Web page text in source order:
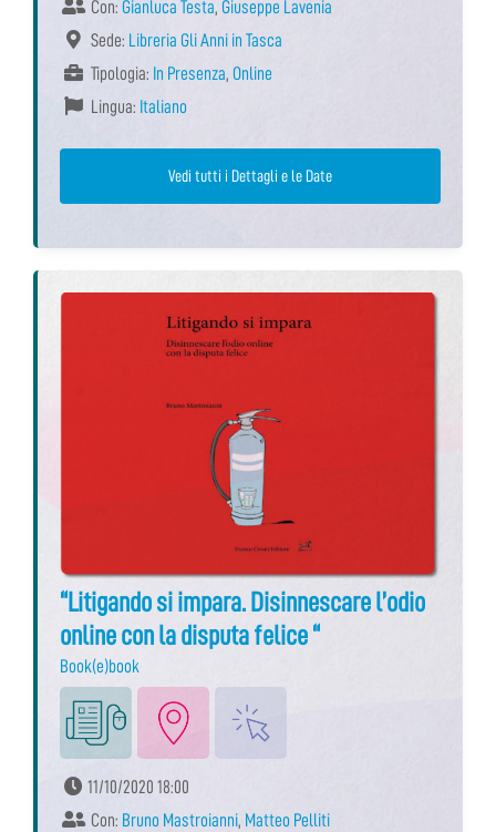
Con: Gianluca Testa, Giuseppe Lavenia
Sede: Libreria Gli Anni in Tasca
Tipologia: In Presenza, Online
Lingua: Italiano
Vedi tutti i Dettagli e le Date
“Litigando si impara. Disinnescare l’odio
online con la disputa felice “
Book(e)book
11/10/2020 18:00
Con: Bruno Mastroianni, Matteo Pelliti